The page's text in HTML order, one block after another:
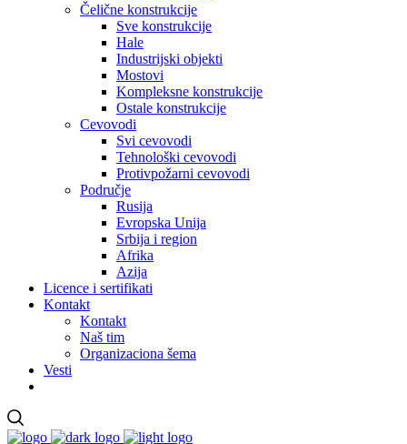
Čelične konstrukcije
Sve konstrukcije
Hale
Industrijski objekti
Mostovi
Kompleksne konstrukcije
Ostale konstrukcije
Cevovodi
Svi cevovodi
Tehnološki cevovodi
Protivpožarni cevovodi
Područje
Rusija
Evropska Unija
Srbija i region
Afrika
Azija
Licence i sertifikati
Kontakt
Kontakt
Naš tim
Organizaciona šema
Vesti